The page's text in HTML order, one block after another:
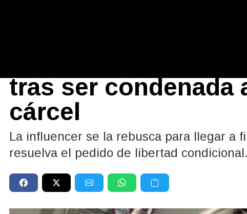
tras ser condenada
cárcel
La influencer se la rebusca para llegar a
resuelva el pedido de libertad condicional.